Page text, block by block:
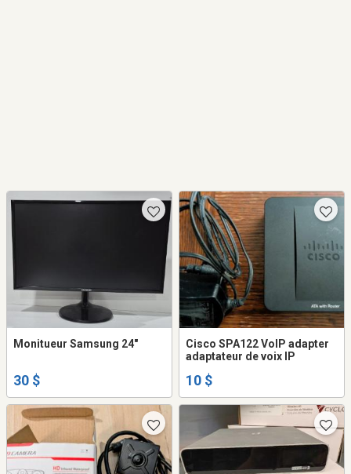
Monitueur Samsung 24"
30 $
Cisco SPA122 VoIP adapter
adaptateur de voix IP
10 $